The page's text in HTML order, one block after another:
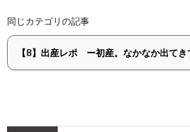
同じカテゴリの記事